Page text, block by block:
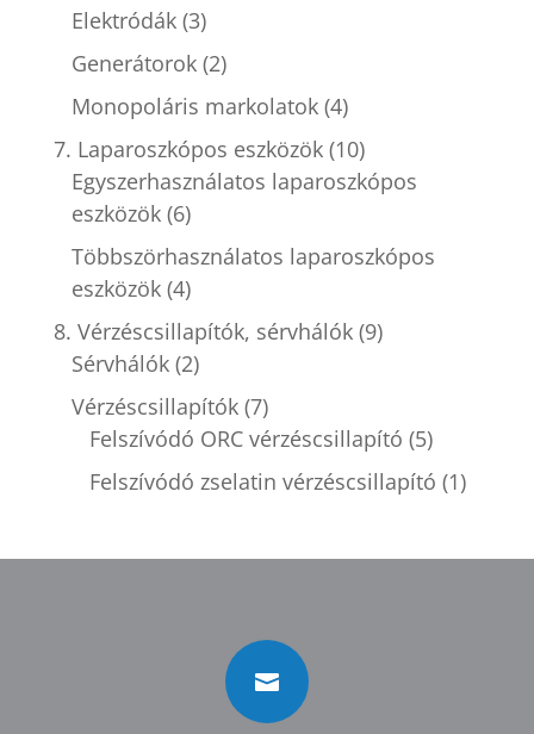
Elektródák (3)
Generátorok (2)
Monopoláris markolatok (4)
7. Laparoszkópos eszközök (10)
Egyszerhasználatos laparoszkópos
eszközök (6)
Többszörhasználatos laparoszkópos
eszközök (4)
8. Vérzéscsillapítók, sérvhálók (9)
Sérvhálók (2)
Vérzéscsillapítók (7)
Felszívódó ORC vérzéscsillapító (5)
Felszívódó zselatin vérzéscsillapító (1)
